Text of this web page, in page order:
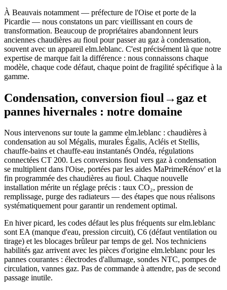
À Beauvais notamment — préfecture de l'Oise et porte de la
Picardie — nous constatons un parc vieillissant en cours de
transformation. Beaucoup de propriétaires abandonnent leurs
anciennes chaudières au fioul pour passer au gaz à condensation,
souvent avec un appareil elm.leblanc. C'est précisément là que notre
expertise de marque fait la différence : nous connaissons chaque
modèle, chaque code défaut, chaque point de fragilité spécifique à la
gamme.
Condensation, conversion fioul→gaz et
pannes hivernales : notre domaine
Nous intervenons sur toute la gamme elm.leblanc : chaudières à
condensation au sol Mégalis, murales Égalis, Acléis et Stellis,
chauffe-bains et chauffe-eau instantanés Ondéa, régulations
connectées CT 200. Les conversions fioul vers gaz à condensation
se multiplient dans l'Oise, portées par les aides MaPrimeRénov' et la
fin programmée des chaudières au fioul. Chaque nouvelle
installation mérite un réglage précis : taux CO₂, pression de
remplissage, purge des radiateurs — des étapes que nous réalisons
systématiquement pour garantir un rendement optimal.
En hiver picard, les codes défaut les plus fréquents sur elm.leblanc
sont EA (manque d'eau, pression circuit), C6 (défaut ventilation ou
tirage) et les blocages brûleur par temps de gel. Nos techniciens
habilités gaz arrivent avec les pièces d'origine elm.leblanc pour les
pannes courantes : électrodes d'allumage, sondes NTC, pompes de
circulation, vannes gaz. Pas de commande à attendre, pas de second
passage inutile.